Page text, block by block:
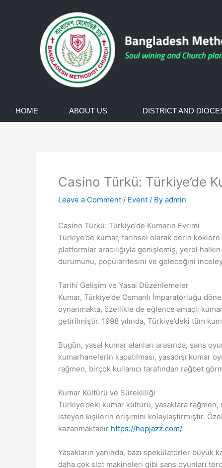
HOME ABOUT US DISTRICT AND
Casino Türkü: Türkiye’de
Leave a Comment / Event / By admin
Casino Türkü: Türkiye’de Kumarın Evrimi
Türkiye’de kumar, tarihsel olarak derin
platformlar aracılığıyla genişlemiş, yerel
durumunu, popülaritesini ve geleceğini
Tarihi Gelişim ve Yasal Düzenlemeler
Kumar, Türkiye’de Osmanlı İmparatorluğu
oynanmakta, özellikle de eğlence amaçlı
getirilmiştir. 1998 yılında, Türkiye’deki tüm
Bugün, yasal kumar alanları arasında; şans
kumarhanelerin kapatılması, yasadışı kumar
rağmen, birçok kullanıcı tarafından rağbet
Kumar Kültürü ve Sürekliliği
Türkiye’deki kumar kültürü, yasaklara
isteyen kişilerin erişimini kolaylaştırmıştır.
kazanmaktadır https://hepjazz.com/.
Yasakların yanında, bazı spekülatörler
daha çok slot makineleri gibi şans oyunları